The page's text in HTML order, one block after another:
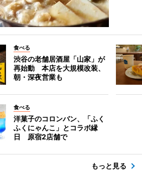
食べる
渋谷の老舗居酒屋「山家」が
再始動 本店を大規模改装、
朝・深夜営業も
食べる
洋菓子のコロンバン、「ふく
ふくにゃんこ」とコラボ縁
日 原宿2店舗で
もっと見る